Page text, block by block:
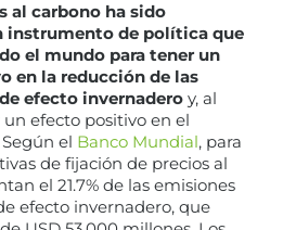
al carbono ha sido
instrumento de política que
el mundo para tener un
en la reducción de las
efecto invernadero y, al
efecto positivo en el
el Banco Mundial, para
de fijación de precios al
el 21.7% de las emisiones
efecto invernadero, que